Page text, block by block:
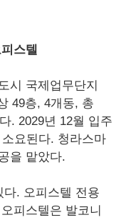
스텔
시 국제업무단지
49층, 4개동, 총
. 2029년 12월 입주
요된다. 청라스마
을 맡았다.
다. 오피스텔 전용
피스텔은 발코니